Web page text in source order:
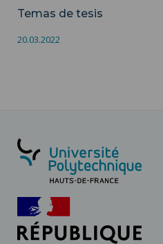
Temas de tesis
20.03.2022